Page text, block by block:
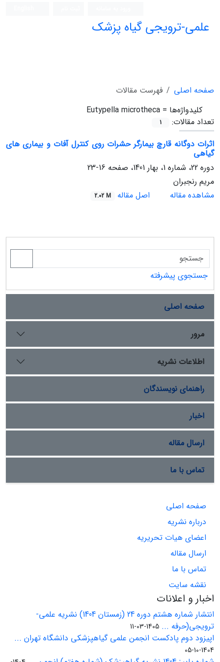
علمی-ترویجی گیاه پزشک
صفحه اصلی
فهرست مقالات
کلیدواژه‌ها = Eutypella microtheca
تعداد مقالات:
1
اثرات دوگانه قارچ بیمارگر حشرات روی کنترل آفات و بیماری های
گیاهی
دوره 22، شماره 1، بهار 1401، صفحه
16-23
مریم رنجبران
مشاهده مقاله
اصل مقاله 2.02 M
جستجوی پیشرفته
صفحه اصلی
مرور
اطلاعات نشریه
راهنمای نویسندگان
اخبار
ارسال مقاله
تماس با ما
صفحه اصلی
درباره نشریه
اعضای هیات تحریریه
ارسال مقاله
تماس با ما
نقشه سایت
اخبار و اعلانات
انتشار شماره هشتم دوره 24 (زمستان 1404) نشریه علمی-
ترویجی(حرفه ... 1405-03-11
اپیزود دوم پادکست انجمن علمی گیاهپزشکی دانشگاه تهران ...
1404-10-05